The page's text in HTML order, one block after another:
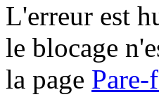
L'erreur est
le blocage
la page Pare-